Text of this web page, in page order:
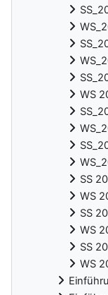
WS
SS
WS
SS
WS
SS
WS